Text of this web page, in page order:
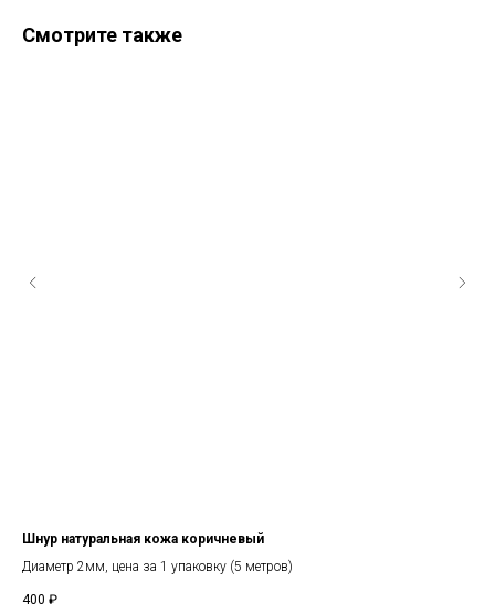
Смотрите также
Шнур натуральная кожа коричневый
Диаметр 2мм, цена за 1 упаковку (5 метров)
400 ₽